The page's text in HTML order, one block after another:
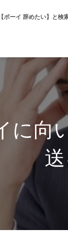
【ボーイ 辞めたい】と検
に向